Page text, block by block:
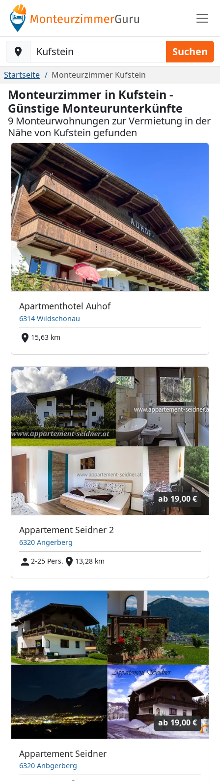
Baustelle-Location Suchen
Startseite Monteurzimmer Kufstein
Monteurzimmer in Kufstein -
Günstige Monteurunterkünfte
9 Monteurwohnungen zur Vermietung in der
Nähe von Kufstein gefunden
Apartmenthotel Auhof
6314 Wildschönau
15,63 km
ab 19,00 €
Appartement Seidner 2
6320 Angerberg
2-25 Pers.
13,28 km
ab 19,00 €
Appartement Seidner
6320 Anbgerberg